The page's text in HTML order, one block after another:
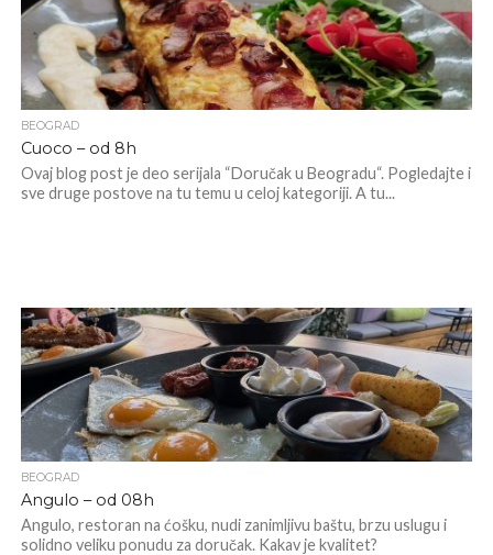
BEOGRAD
Cuoco – od 8h
Ovaj blog post je deo serijala “Doručak u Beogradu“. Pogledajte i
sve druge postove na tu temu u celoj kategoriji. A tu...
BEOGRAD
Angulo – od 08h
Angulo, restoran na ćošku, nudi zanimljivu baštu, brzu uslugu i
solidno veliku ponudu za doručak. Kakav je kvalitet?